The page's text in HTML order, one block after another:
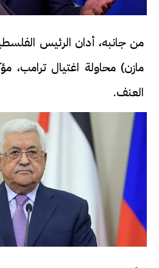
من جانبه، أدان الرئيس
مازن) محاولة اغتيال ترامب،
العنف.